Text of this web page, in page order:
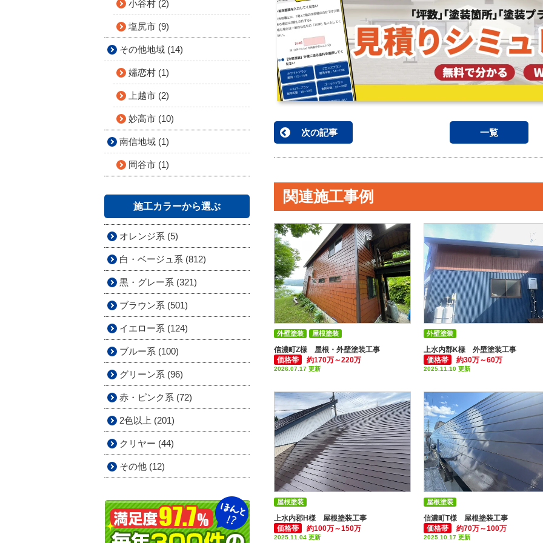
次の記事 一覧
関連施工事例
信濃町Z様 屋根・外壁塗装工事
価格帯
約170万～220万
2026.07.17 更新
外壁塗装
屋根塗装
付帯部塗装(雨樋・破風板など)
上水内郡K様 外壁塗装工事
価格帯
約30万～60万
2025.11.10 更新
外壁塗装
上水内郡H様 屋根塗装工事
価格帯
約100万～150万
2025.11.04 更新
屋根塗装
信濃町T様 屋根塗装工事
価格帯
約70万～100万
2025.10.17 更新
屋根塗装
小谷村 (2)
塩尻市 (9)
その他地域 (14)
嬬恋村 (1)
上越市 (2)
妙高市 (10)
南信地域 (1)
岡谷市 (1)
施工カラーから選ぶ
オレンジ系 (5)
白・ベージュ系 (812)
黒・グレー系 (321)
ブラウン系 (501)
イエロー系 (124)
ブルー系 (100)
グリーン系 (96)
赤・ピンク系 (72)
2色以上 (201)
クリヤー (44)
その他 (12)